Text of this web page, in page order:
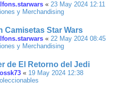
« 23 May 2024 12:11
y Merchandising
Camisetas Star Wars
« 22 May 2024 08:45
y Merchandising
de El Retorno del Jedi
« 19 May 2024 12:38